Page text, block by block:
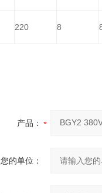
220 8
产品：
您的单位：